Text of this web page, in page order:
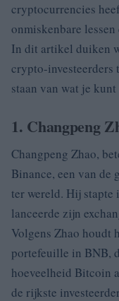
cryptocurrencies
onmiskenbare
In dit artikel duiken
crypto-investeerders
staan van wat je
1. Changpeng
Changpeng Zhao,
Binance, een van de
ter wereld. Hij
lanceerde zijn
Volgens Zhao houdt
portefeuille in BNB,
hoeveelheid Bitcoin
de rijkste